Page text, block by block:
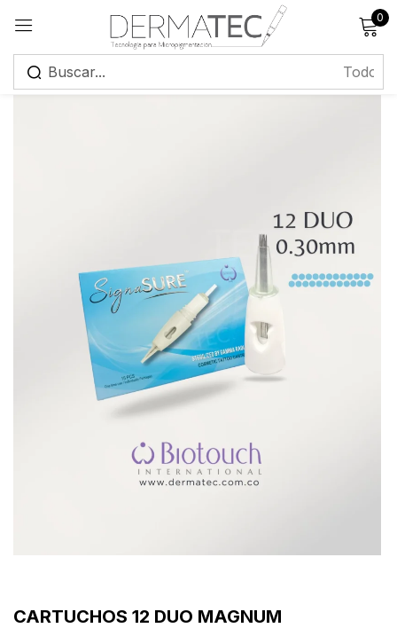
0
CARTUCHOS 12 DUO MAGNUM
Registrarse
Iniciar sesión
Crear una cuenta